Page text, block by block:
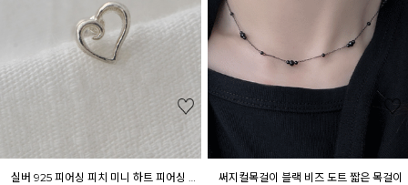
써지컬목걸이 블랙 비즈 도트 짧은 목걸이